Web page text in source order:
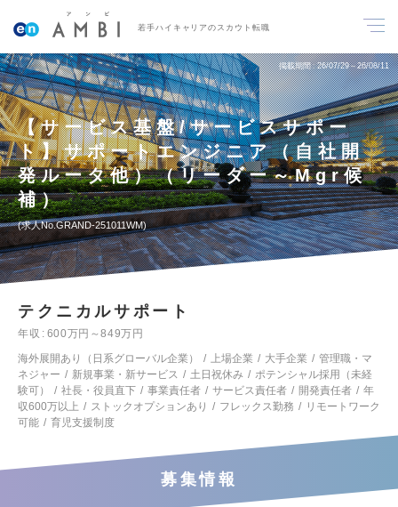
若手ハイキャリアのスカウト転職
掲載期間 26/07/29～26/08/11
【サービス基盤/サービスサポー
ト】サポートエンジニア（自社開
発ルータ他）（リーダー～Mgr候
補）
求人No.GRAND-251011WM
テクニカルサポート
年収
600万円～849万円
海外展開あり（日系グローバル企業）
上場企業 大手企業
管理職・マ
ネジャー
新規事業・新サービス 土日祝休み
ポテンシャル採用（未経
験可）
社長・役員直下 事業責任者 サービス責任者 開発責任者
年
収600万以上
ストックオプションあり フレックス勤務
リモートワーク
可能
育児支援制度
募集情報